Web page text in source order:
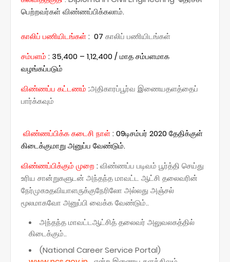
பெற்றவர்கள் விண்ணப்பிக்கலாம்.
காலிப் பணியிடங்கள்: 07 காலிப் பணியிடங்கள்
சம்பளம் : 35,400 – 1,12,400 / மாத சம்பளமாக
வழங்கப்படும்
விண்ணப்ப கட்டணம் :அதிகாரப்பூர்வ இணையதளத்தைப்
பார்க்கவும்
விண்ணப்பிக்க கடைசி நாள்: 09டிசம்பர் 2020 தேதிக்குள்
கிடைக்குமாறு அனுப்ப வேண்டும்.
விண்ணப்பிக்கும் முறை :விண்ணப்ப படிவம் பூர்த்தி செய்து
உரிய சான்றுகளுடன் அந்தந்த மாவட்ட ஆட்சி தலைவரின்
நேர்முகஉதவியாளருக்குநேரிலோ அல்லது அஞ்சல்
மூலமாகவோ அனுப்பி வைக்க வேண்டும்..
அந்தந்த மாவட்டஆட்சித் தலைவர் அலுவலகத்தில்
கிடைக்கும்..
(National Career Service Portal)